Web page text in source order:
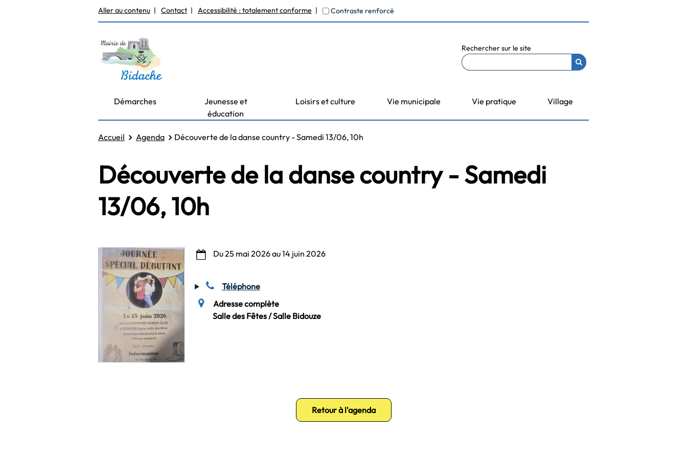
Aller au contenu Contact Accessibilité : totalement conforme Contraste renforcé
Rechercher sur le site
Démarches
Jeunesse et
éducation
Loisirs et culture Vie municipale Vie pratique Village
Accueil Agenda Découverte de la danse country - Samedi 13/06, 10h
Découverte de la danse country - Samedi
13/06, 10h
Du 25 mai 2026 au 14 juin 2026
Téléphone
Adresse complète
Salle des Fêtes / Salle Bidouze
Retour à l'agenda